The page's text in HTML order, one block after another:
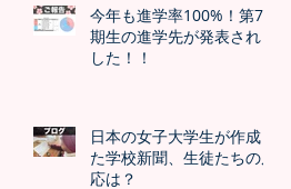
今年も進学率100%！第7
期生の進学先が発表されま
した！！
日本の女子大学生が作成し
た学校新聞、生徒たちの反
応は？